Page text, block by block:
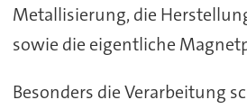
Metallisierung, die
sowie die eigentliche
Besonders die Verarbeitung